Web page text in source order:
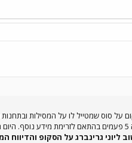
דיווח ראשון לפתוז....הדיווח הראשון שעלה לאויר בארץ. מרגע העלאת הדיווח הראשון
ליוני גרינברג על הסקופ והדיווח